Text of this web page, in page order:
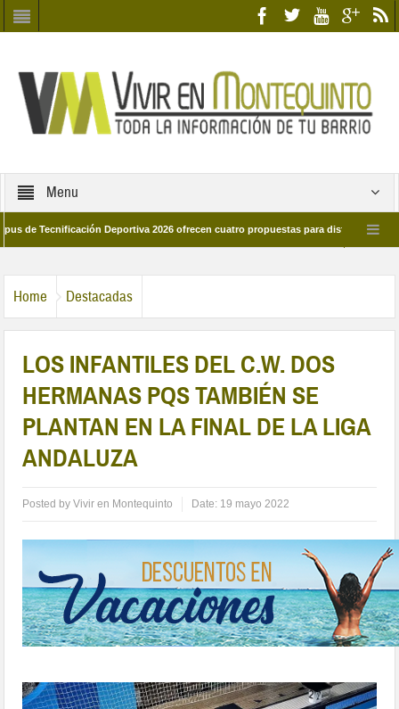
Menu
Deportiva 2026 ofrecen cuatro propuestas para disfrutar del deporte
Home Destacadas
LOS INFANTILES DEL C.W. DOS
HERMANAS PQS TAMBIÉN SE
PLANTAN EN LA FINAL DE LA LIGA
ANDALUZA
Posted byVivir en Montequinto Date: 19 mayo 2022